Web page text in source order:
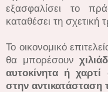
εξασφαλίσει το
καταθέσει τη σχετική
Το οικονομικό
θα μπορέσουν
αυτοκίνητα ή
στην αντικατάσταση